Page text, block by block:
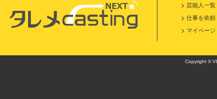
芸能人一覧
仕事を依頼
マイページ
Copyright ©